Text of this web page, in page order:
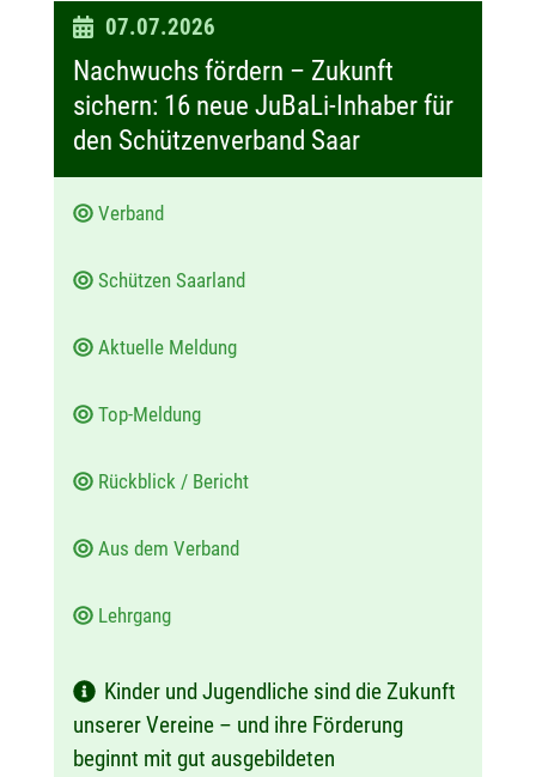
D
a
t
07.07.2026
Nachwuchs fördern – Zukunft
sichern: 16 neue JuBaLi-Inhaber für
den Schützenverband Saar
Verband
Schützen Saarland
Aktuelle Meldung
Top-Meldung
Rückblick / Bericht
Aus dem Verband
Lehrgang
Kinder und Jugendliche sind die Zukunft
unserer Vereine – und ihre Förderung
beginnt mit gut ausgebildeten